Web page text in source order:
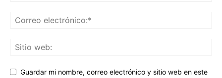
Guardar mi nombre, correo electrónico y sitio web en este